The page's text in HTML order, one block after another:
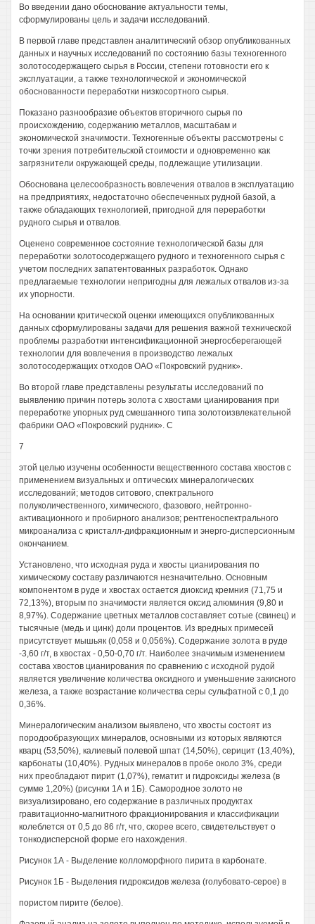
Во введении дано обоснование актуальности темы,
сформулированы цель и задачи исследований.
В первой главе представлен аналитический обзор опубликованных
данных и научных исследований по состоянию базы техногенного
золотосодержащего сырья в России, степени готовности его к
эксплуатации, а также технологической и экономической
обоснованности переработки низкосортного сырья.
Показано разнообразие объектов вторичного сырья по
происхождению, содержанию металлов, масштабам и
экономической значимости. Техногенные объекты рассмотрены с
точки зрения потребительской стоимости и одновременно как
загрязнители окружающей среды, подлежащие утилизации.
Обоснована целесообразность вовлечения отвалов в эксплуатацию
на предприятиях, недостаточно обеспеченных рудной базой, а
также обладающих технологией, пригодной для переработки
рудного сырья и отвалов.
Оценено современное состояние технологической базы для
переработки золотосодержащего рудного и техногенного сырья с
учетом последних запатентованных разработок. Однако
предлагаемые технологии непригодны для лежалых отвалов из-за
их упорности.
На основании критической оценки имеющихся опубликованных
данных сформулированы задачи для решения важной технической
проблемы разработки интенсификационной энергосберегающей
технологии для вовлечения в производство лежалых
золотосодержащих отходов ОАО «Покровский рудник».
Во второй главе представлены результаты исследований по
выявлению причин потерь золота с хвостами цианирования при
переработке упорных руд смешанного типа золотоизвлекательной
фабрики ОАО «Покровский рудник». С
7
этой целью изучены особенности вещественного состава хвостов с
применением визуальных и оптических минералогических
исследований; методов ситового, спектрального
полуколичественного, химического, фазового, нейтронно-
активационного и пробирного анализов; рентгеноспектрального
микроанализа с кристалл-дифракционным и энерго-дисперсионным
окончанием.
Установлено, что исходная руда и хвосты цианирования по
химическому составу различаются незначительно. Основным
компонентом в руде и хвостах остается диоксид кремния (71,75 и
72,13%), вторым по значимости является оксид алюминия (9,80 и
8,97%). Содержание цветных металлов составляет сотые (свинец) и
тысячные (медь и цинк) доли процентов. Из вредных примесей
присутствует мышьяк (0,058 и 0,056%). Содержание золота в руде
-3,60 г/т, в хвостах - 0,50-0,70 г/т. Наиболее значимым изменением
состава хвостов цианирования по сравнению с исходной рудой
является увеличение количества оксидного и уменьшение закисного
железа, а также возрастание количества серы сульфатной с 0,1 до
0,36%.
Минералогическим анализом выявлено, что хвосты состоят из
породообразующих минералов, основными из которых являются
кварц (53,50%), калиевый полевой шпат (14,50%), серицит (13,40%),
карбонаты (10,40%). Рудных минералов в пробе около 3%, среди
них преобладают пирит (1,07%), гематит и гидроксиды железа (в
сумме 1,20%) (рисунки 1А и 1Б). Самородное золото не
визуализировано, его содержание в различных продуктах
гравитационно-магнитного фракционирования и классификации
колеблется от 0,5 до 86 г/т, что, скорее всего, свидетельствует о
тонкодисперсной форме его нахождения.
Рисунок 1А - Выделение колломорфного пирита в карбонате.
Рисунок 1Б - Выделения гидроксидов железа (голубовато-серое) в
пористом пирите (белое).